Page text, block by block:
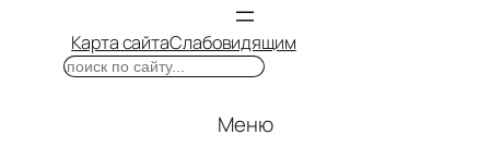
Карта сайтаСлабовидящим
Поиск
Меню